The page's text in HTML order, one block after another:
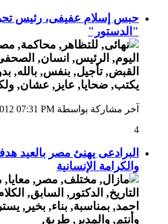
حبس إسلام عفيفى، رئيس
"الدستور"
آخر مشاركة بواسطة 07:31 PM
4
البرادعى يهنئ مصر بالعيد
والكرامة الإنسانية